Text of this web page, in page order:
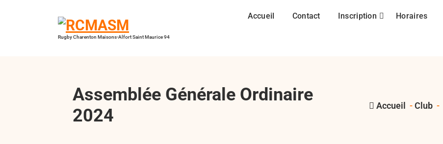
Rugby Charenton Maisons-Alfort Saint Maurice 94
Accueil Contact Inscription Horaires
Assemblée Générale Ordinaire
2024
Accueil -Club -